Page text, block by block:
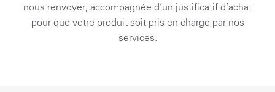
nous renvoyer, accompagnée d’un justificatif d’achat
pour que votre produit soit pris en charge par nos
services.